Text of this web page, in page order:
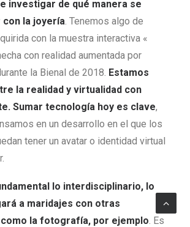
investigar de qué manera se
con la joyería. Tenemos algo de
con la muestra interactiva «
con realidad aumentada por
la Bienal de 2018. Estamos
la realidad y virtualidad con
Sumar tecnología hoy es clave,
en un desarrollo en el que los
tener un avatar o identidad virtual
lo interdisciplinario, lo
a maridajes con otras
la fotografía, por ejemplo. Es